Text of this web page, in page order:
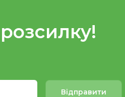
Відправити